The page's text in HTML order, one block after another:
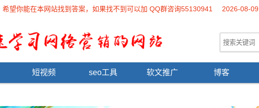
望你能在本网站找到答案，如果找不到可以加 QQ群咨询55130941 2026-08-09
短视频 seo工具 软文推广 博客